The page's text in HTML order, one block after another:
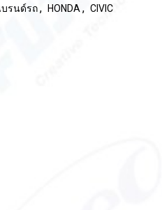
บรนด์รถ, HONDA , CIVIC